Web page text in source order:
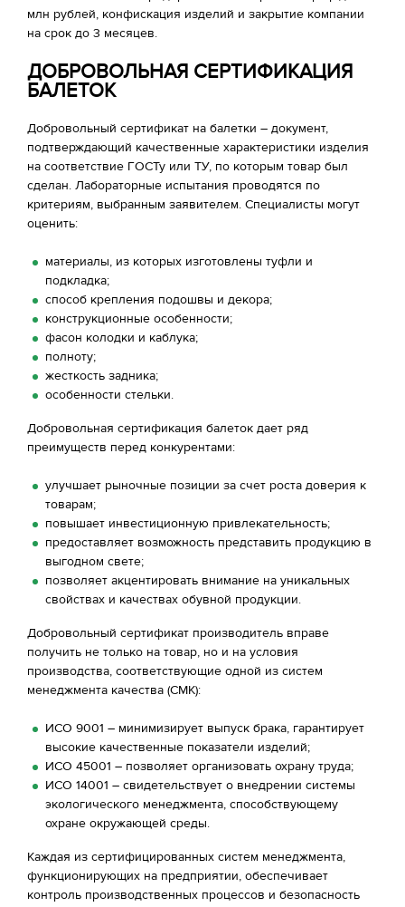
млн рублей, конфискация изделий и закрытие компании
на срок до 3 месяцев.
ДОБРОВОЛЬНАЯ СЕРТИФИКАЦИЯ
БАЛЕТОК
Добровольный сертификат на балетки – документ,
подтверждающий качественные характеристики изделия
на соответствие ГОСТу или ТУ, по которым товар был
сделан. Лабораторные испытания проводятся по
критериям, выбранным заявителем. Специалисты могут
оценить:
материалы, из которых изготовлены туфли и
подкладка;
способ крепления подошвы и декора;
конструкционные особенности;
фасон колодки и каблука;
полноту;
жесткость задника;
особенности стельки.
Добровольная сертификация балеток дает ряд
преимуществ перед конкурентами:
улучшает рыночные позиции за счет роста доверия к
товарам;
повышает инвестиционную привлекательность;
предоставляет возможность представить продукцию в
выгодном свете;
позволяет акцентировать внимание на уникальных
свойствах и качествах обувной продукции.
Добровольный сертификат производитель вправе
получить не только на товар, но и на условия
производства, соответствующие одной из систем
менеджмента качества (СМК):
ИСО 9001 – минимизирует выпуск брака, гарантирует
высокие качественные показатели изделий;
ИСО 45001 – позволяет организовать охрану труда;
ИСО 14001 – свидетельствует о внедрении системы
экологического менеджмента, способствующему
охране окружающей среды.
Каждая из сертифицированных систем менеджмента,
функционирующих на предприятии, обеспечивает
контроль производственных процессов и безопасность